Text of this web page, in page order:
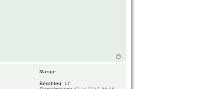
Marcje
Berichten: 17